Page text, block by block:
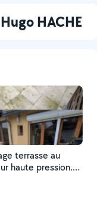
HACHE
terrasse au
haute pression.